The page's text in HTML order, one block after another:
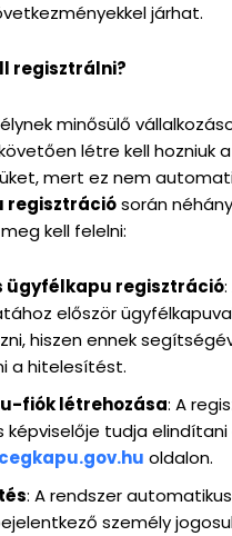
járhat.
regisztrálni?
minősülő
létre kell hozniuk
mert ez nem
regisztrációsorán
kell felelni:
ügyfélkapu regisztráció
először
hiszen ennek
a hitelesítést.
fiók létrehozása: A
képviselője tudja elindítani
oldalon.
: A rendszer
személy